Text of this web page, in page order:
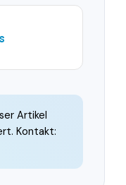
Artikel
Kontakt: